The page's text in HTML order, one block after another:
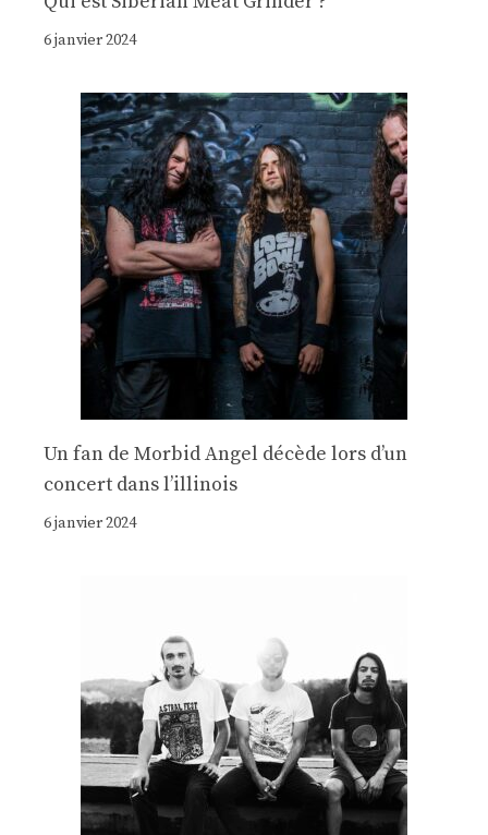
6 janvier 2024
Un fan de Morbid Angel décède lors d’un
concert dans l’illinois
6 janvier 2024